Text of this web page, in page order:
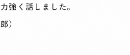
強く話しました。
）